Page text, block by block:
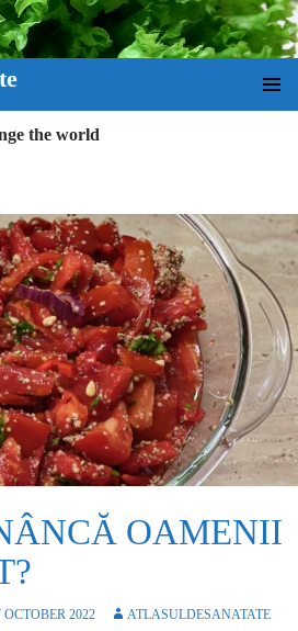
the world
OAMENII
OCTOBER 2022 ATLASULDESANATATE